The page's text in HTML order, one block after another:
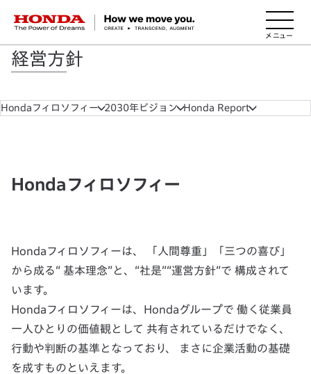
HONDA The Power of Dreams
経営方針
Hondaフィロソフィー 2030年ビジョン Honda Report
Hondaフィロソフィー
Hondaフィロソフィーは、 「人間尊重」「三つの喜び」
から成る“ 基本理念”と、“社是”“運営方針”で 構成されて
います。
Hondaフィロソフィーは、Hondaグループで 働く従業員
一人ひとりの価値観として 共有されているだけでなく、
行動や判断の基準となっており、 まさに企業活動の基礎
を成すものといえます。